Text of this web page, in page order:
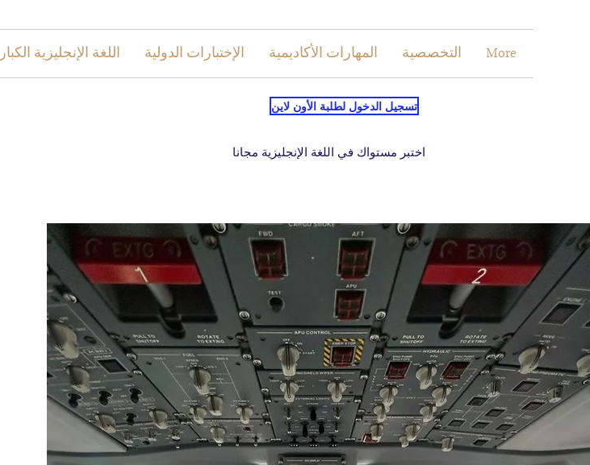
اللغة الإنجليزية الكبار الإختبارات الدولية المهارات الأكاديمية التخصصية More
تسجيل الدخول لطلبة الأون لاين
اختبر مستواك في اللغة الإنجليزية مجانا